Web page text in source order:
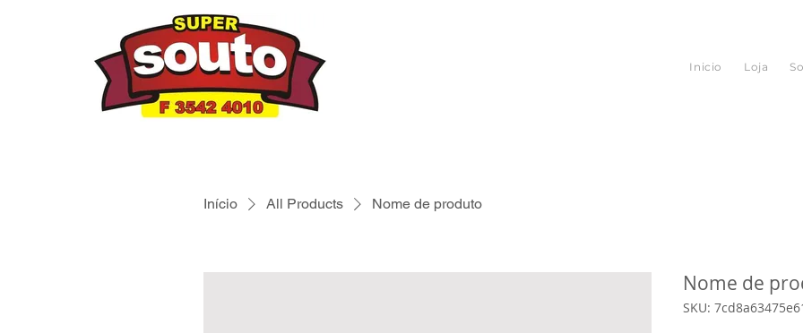
Inicio Loja
Início All Products Nome de produto
Nome de
SKU: